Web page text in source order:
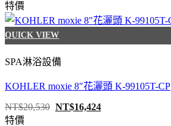
格：
NT$35,700。
格：
特價
QUICK VIEW
SPA淋浴設備
KOHLER moxie 8″花灑頭 K-99105T-CP
NT$20,530 原
NT$16,424目
特價